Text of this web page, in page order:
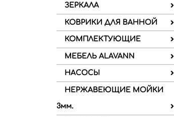
ЗЕРКАЛА
КОВРИКИ ДЛЯ ВАННОЙ
КОМПЛЕКТУЮЩИЕ
МЕБЕЛЬ ALAVANN
НАСОСЫ
НЕРЖАВЕЮЩИЕ МОЙКИ
3мм.